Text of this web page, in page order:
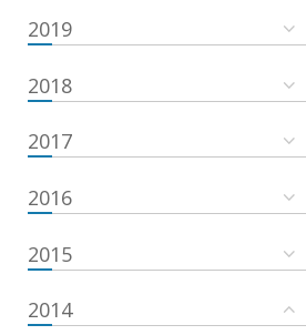
2019
2018
2017
2016
2015
2014